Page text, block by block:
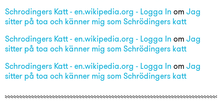
Schrodingers Katt - en.wikipedia.org - Logga In om Jag
sitter på toa och känner mig som Schrödingers katt
Schrodingers Katt - en.wikipedia.org - Logga In om Jag
sitter på toa och känner mig som Schrödingers katt
Schrodingers Katt - en.wikipedia.org - Logga In om Jag
sitter på toa och känner mig som Schrödingers katt